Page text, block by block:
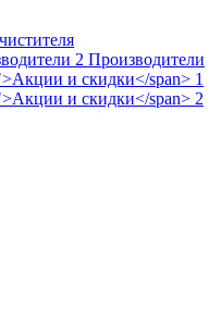
Производители